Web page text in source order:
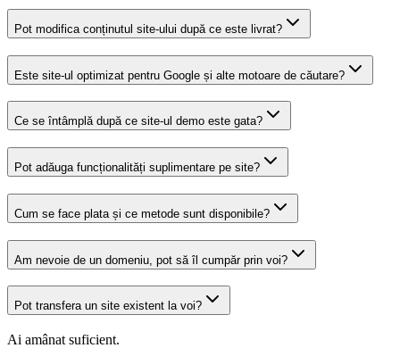
Pot modifica conținutul site-ului după ce este livrat?
Este site-ul optimizat pentru Google și alte motoare de căutare?
Ce se întâmplă după ce site-ul demo este gata?
Pot adăuga funcționalități suplimentare pe site?
Cum se face plata și ce metode sunt disponibile?
Am nevoie de un domeniu, pot să îl cumpăr prin voi?
Pot transfera un site existent la voi?
Ai amânat suficient.